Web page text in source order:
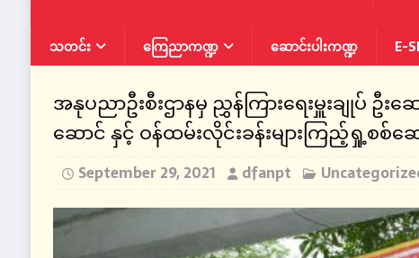
သတင်း ကြေညာကဏ္ဍ ဆောင်းပါးကဏ္ဍ E-
အနုပညာဦးစီးဌာနမှ ညွှန်ကြားရေးမှူးချုပ်
ဆောင် နှင့် ဝန်ထမ်းလိုင်းခန်းများကြည့်ရှု့စစ်ဆ
September 29, 2021 dfanpt